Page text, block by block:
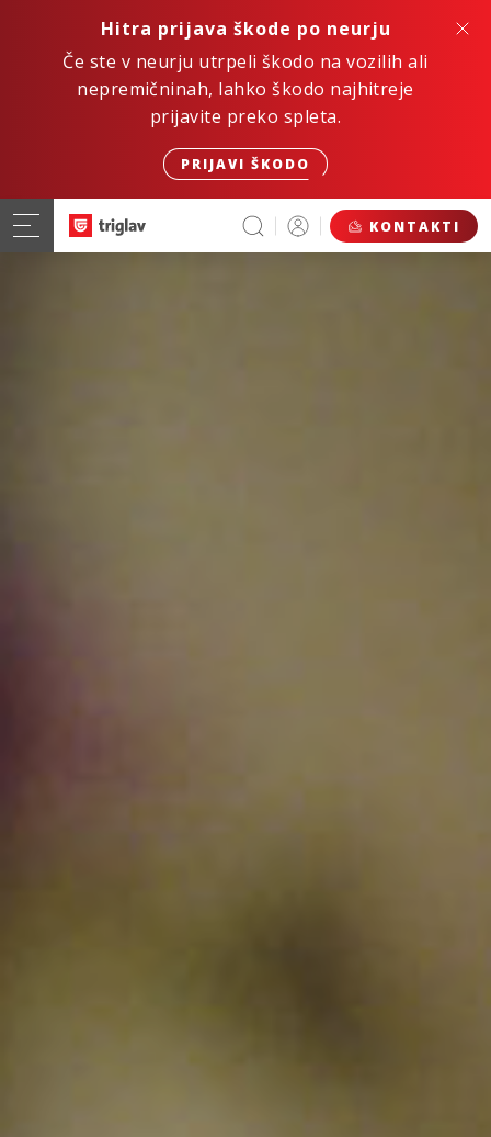
Hitra prijava škode po neurju
Če ste v neurju utrpeli škodo na vozilih ali
nepremičninah, lahko škodo najhitreje
prijavite preko spleta.
PRIJAVI ŠKODO
KONTAKTI